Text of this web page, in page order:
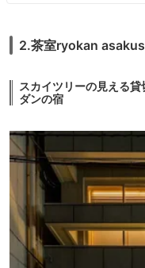
2.茶室ryokan
スカイツリーの見える
ダンの宿